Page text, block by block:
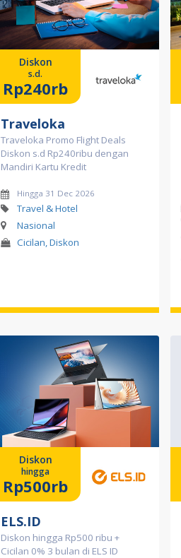
Diskon
s.d.
Rp240rb
Traveloka
Traveloka Promo Flight Deals
Diskon s.d Rp240ribu dengan
Mandiri Kartu Kredit
Hingga 31 Dec 2026
Travel & Hotel
Nasional
Cicilan, Diskon
Diskon
hingga
Rp500rb
ELS.ID
Diskon hingga Rp500 ribu +
Cicilan 0% 3 bulan di ELS ID